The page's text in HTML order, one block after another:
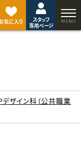
気に入り
スタッフ
専用ページ
ザイン科（公共職業